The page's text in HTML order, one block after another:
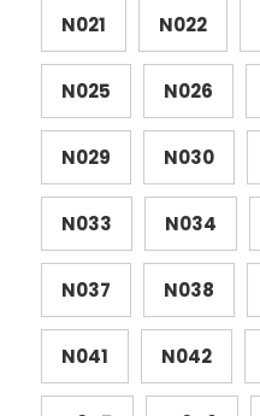
N021 N022
N025 N026
N029 N030
N033 N034
N037 N038
N041 N042